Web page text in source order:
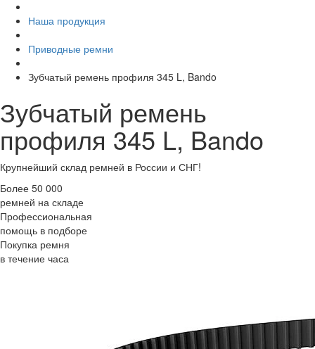
Наша продукция
Приводные ремни
Зубчатый ремень профиля 345 L, Bando
Зубчатый ремень
профиля 345 L, Bando
Крупнейший склад ремней в России и СНГ!
Более 50 000
ремней на складе
Профессиональная
помощь в подборе
Покупка ремня
в течение часа